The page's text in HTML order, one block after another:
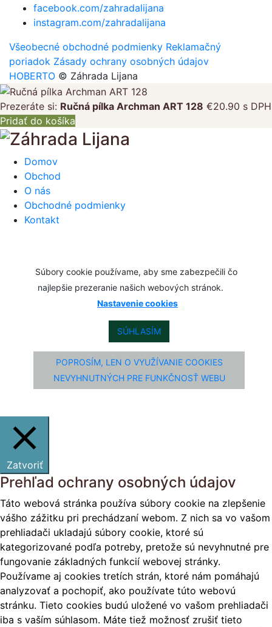
facebook.com/zahradalijana
instagram.com/zahradalijana
Všeobecné obchodné podmienky Reklamačný
poriadok Zásady ochrany osobných údajov
HOBERTO © Záhrada Lijana
Prezeráte si: Ručná pílka Archman ART 128 €20.90 s DPH
Pridať do košíka
Domov
Obchod
O nás
Obchodné podmienky
Kontakt
Súbory cookie používame, aby sme zabezpečili čo
najlepšie prezeranie našich webových stránok.
Nastavenie cookies
SÚHLASÍM
POPROSÍM, LEN O VYUŽÍVANIE COOKIES
NEVYHNUTNÝCH PRE FUNKČNOSŤ WEBU
Zatvoriť
Prehľad ochrany osobných údajov
Táto webová stránka používa súbory cookie na zlepšenie
vášho zážitku pri prechádzaní webom. Z nich sa vo vašom
prehliadači ukladajú súbory cookie, ktoré sú
kategorizované podľa potreby, pretože sú nevyhnutné pre
fungovanie základných funkcií webovej stránky.
Používame aj cookies tretích strán, ktoré nám pomáhajú
analyzovať a pochopiť, ako používate túto webovú
stránku. Tieto cookies budú uložené vo vašom prehliadači
iba s vaším súhlasom. Máte tiež možnosť zrušiť tieto